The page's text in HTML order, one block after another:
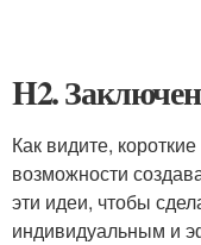
H2.
Как видите,
возможности
эти идеи, чтобы
индивидуальным и